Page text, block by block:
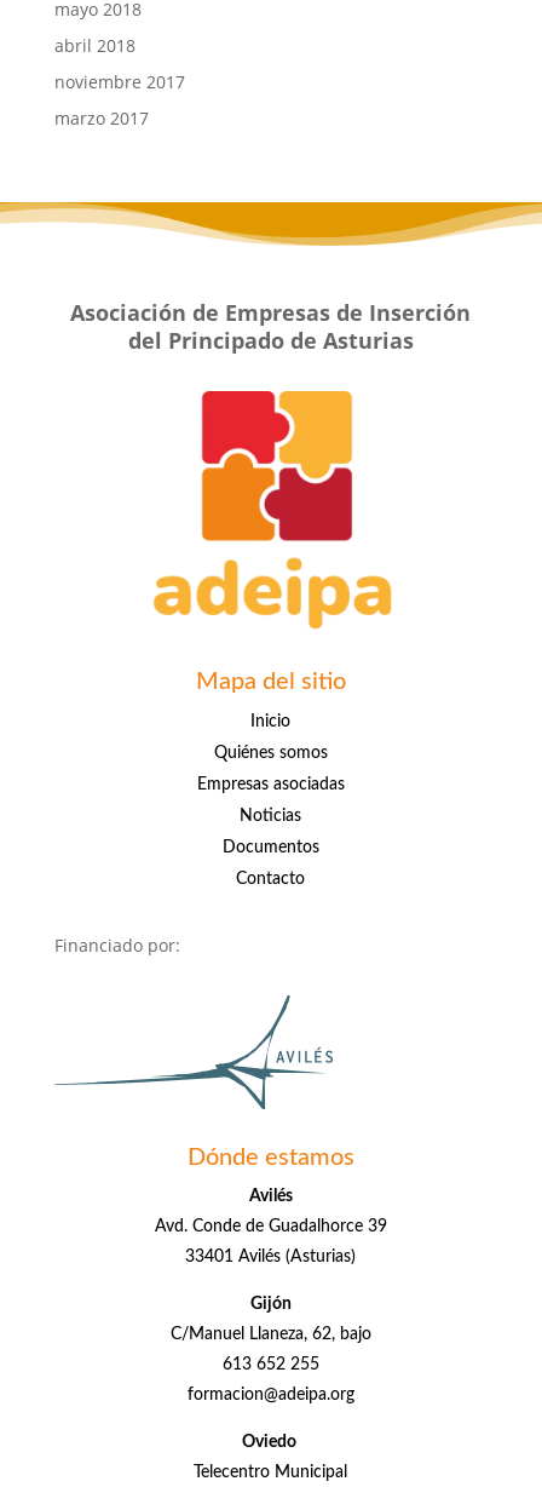
mayo 2018
abril 2018
noviembre 2017
marzo 2017
Asociación de Empresas de Inserción
del Principado de Asturias
Mapa del sitio
Inicio
Quiénes somos
Empresas asociadas
Noticias
Documentos
Contacto
Financiado por:
Dónde estamos
Avilés
Avd. Conde de Guadalhorce 39
33401 Avilés (Asturias)
Gijón
C/Manuel Llaneza, 62, bajo
613 652 255
formacion@adeipa.org
Oviedo
Telecentro Municipal